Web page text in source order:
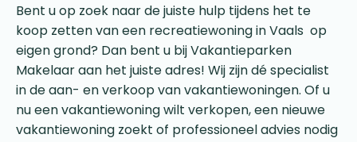
Bent u op zoek naar de juiste hulp tijdens het te
koop zetten van een recreatiewoning in Vaals op
eigen grond? Dan bent u bij Vakantieparken
Makelaar aan het juiste adres! Wij zijn dé specialist
in de aan- en verkoop van vakantiewoningen. Of u
nu een vakantiewoning wilt verkopen, een nieuwe
vakantiewoning zoekt of professioneel advies nodig